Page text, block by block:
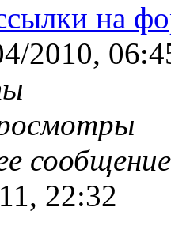
на
2010,
22:32